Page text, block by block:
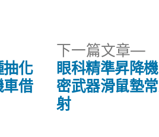
抽化
車借
下一篇文章
下
篇
眼科精準昇降
密武器滑鼠墊
射